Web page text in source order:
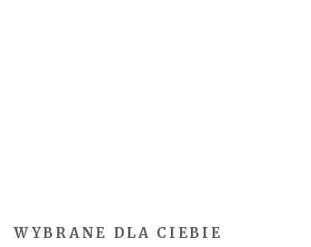
WYBRANE DLA CIEBIE